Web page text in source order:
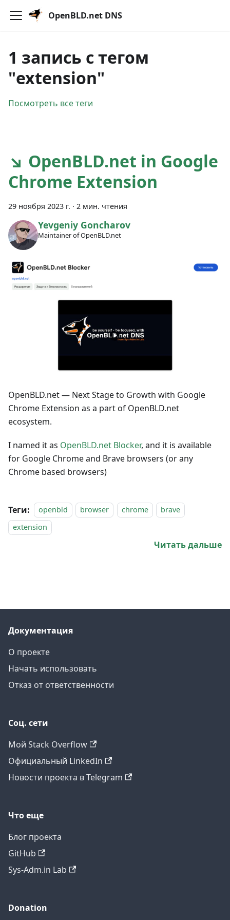
OpenBLD.net DNS
1 запись с тегом
"extension"
Посмотреть все теги
↘ OpenBLD.net in Google
Chrome Extension
29 ноября 2023 г. · 2 мин. чтения
Yevgeniy Goncharov
Maintainer of OpenBLD.net
OpenBLD.net — Next Stage to Growth with Google
Chrome Extension as a part of OpenBLD.net
ecosystem.
I named it as OpenBLD.net Blocker, and it is available
for Google Chrome and Brave browsers (or any
Chrome based browsers)
Теги: openbld browser chrome
brave
extension
Читать дальше
Документация
О проекте
Начать использовать
Отказ от ответственности
Соц. сети
Мой Stack Overflow
Официальный LinkedIn
Новости проекта в Telegram
Что еще
Блог проекта
GitHub
Sys-Adm.in Lab
Donation